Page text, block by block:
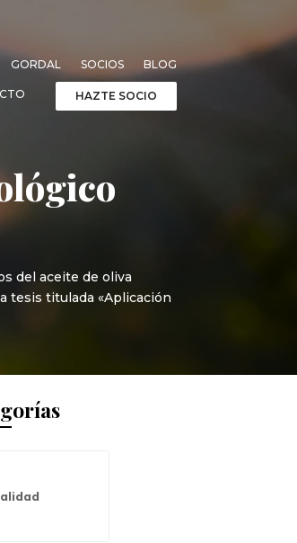
GORDAL SOCIOS BLOG
HAZTE SOCIO
del aceite de oliva
tesis titulada «Aplicación